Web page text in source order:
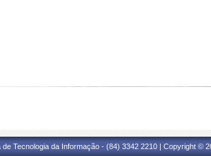
de Tecnologia da Informação - (84) 3342 2210 | Copyright ©